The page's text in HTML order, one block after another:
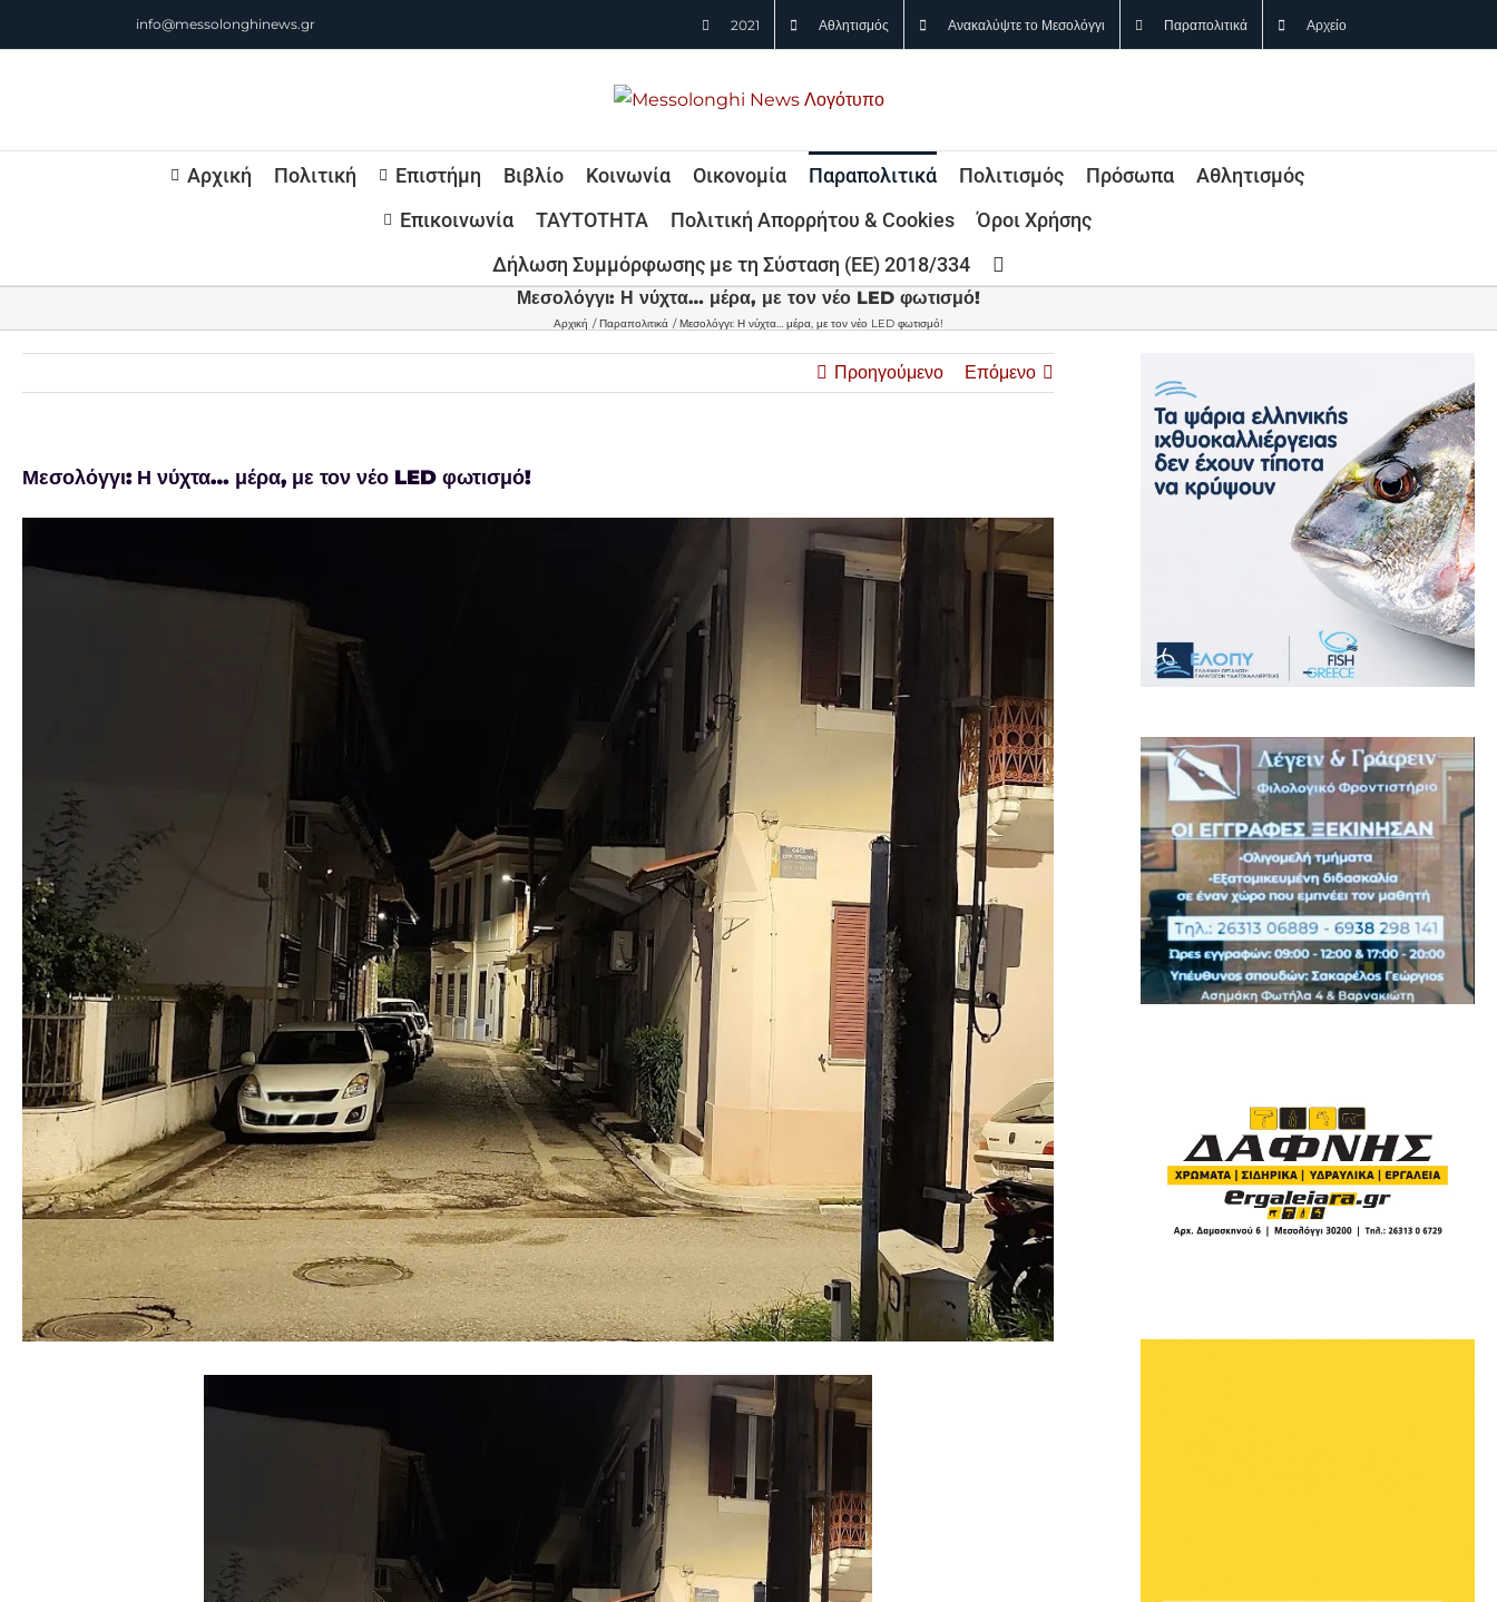
στο
info@messolonghinews.gr 2021 Αθλητισμός Ανακαλύψτε το Μεσολόγγι Παραπολιτικά Αρχείο
Αρχική Πολιτική Επιστήμη Βιβλίο Κοινωνία Οικονομία Παραπολιτικά Πολιτισμός Πρόσωπα
Αθλητισμός
Επικοινωνία
ΤΑΥΤΟΤΗΤΑ Πολιτική Απορρήτου & Cookies
Όροι Χρήσης
Δήλωση Συμμόρφωσης με τη Σύσταση (ΕΕ) 2018/334
Μεσολόγγι: Η νύχτα… μέρα, με τον νέο LED φωτισμό!
Αρχική Παραπολιτικά Μεσολόγγι: Η νύχτα… μέρα, με τον νέο LED φωτισμό!
Προηγούμενο Επόμενο
Μεσολόγγι: Η νύχτα… μέρα, με τον νέο LED φωτισμό!
μεγαλύτερης